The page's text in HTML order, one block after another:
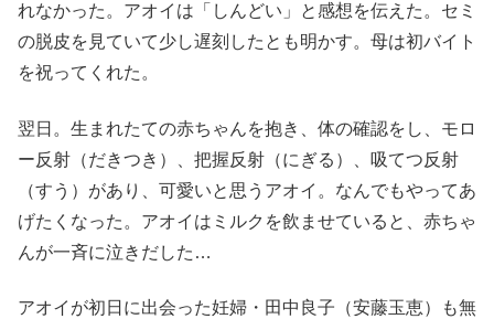
れなかった。アオイは「しんどい」と感想を伝えた。セミ
の脱皮を見ていて少し遅刻したとも明かす。母は初バイト
を祝ってくれた。
翌日。生まれたての赤ちゃんを抱き、体の確認をし、モロ
ー反射（だきつき）、把握反射（にぎる）、吸てつ反射
（すう）があり、可愛いと思うアオイ。なんでもやってあ
げたくなった。アオイはミルクを飲ませていると、赤ちゃ
んが一斉に泣きだした…
アオイが初日に出会った妊婦・田中良子（安藤玉恵）も無